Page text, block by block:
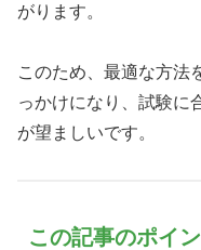
がります。
このため、最適な方法
っかけになり、試験に
が望ましいです。
この記事のポイ